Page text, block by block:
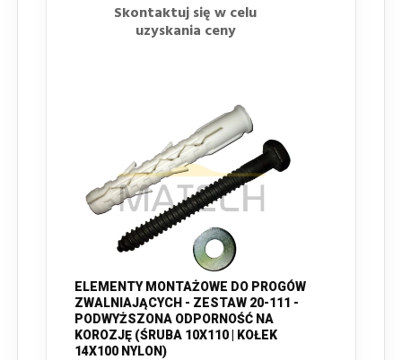
Skontaktuj się w celu
uzyskania ceny
ELEMENTY MONTAŻOWE DO PROGÓW
ZWALNIAJĄCYCH - ZESTAW 20-111 -
PODWYŻSZONA ODPORNOŚĆ NA
KOROZJĘ (ŚRUBA 10X110 | KOŁEK
14X100 NYLON)